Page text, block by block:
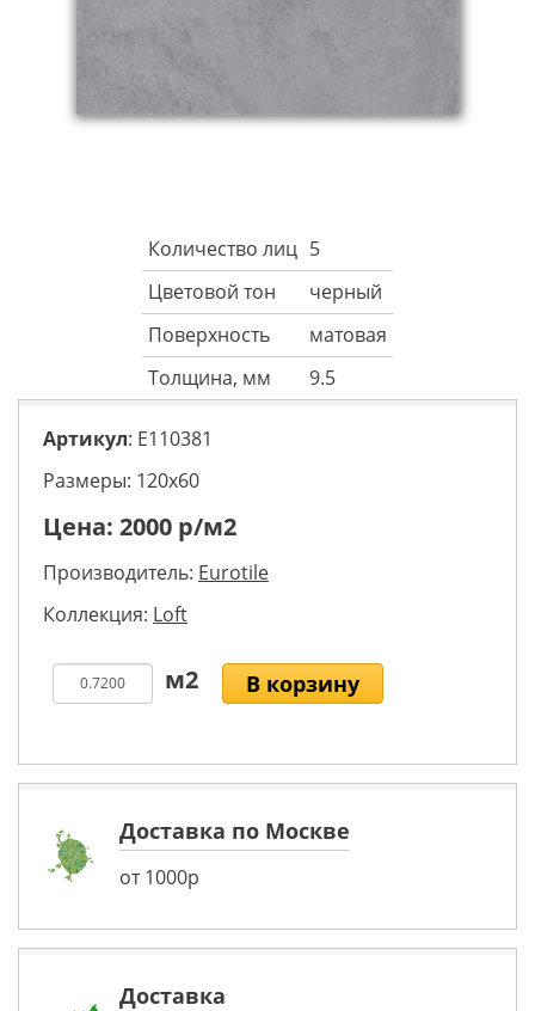
Количество лиц 5
Цветовой тон
черный
Поверхность
матовая
Толщина, мм
9.5
Артикул: E110381
Размеры: 120х60
Цена: 2000 р/м2
Производитель: Eurotile
Коллекция: Loft
В корзину
Доставка по Москве
от 1000р
Доставка